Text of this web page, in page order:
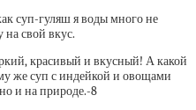
суп-гуляш я воды много не
на свой вкус.